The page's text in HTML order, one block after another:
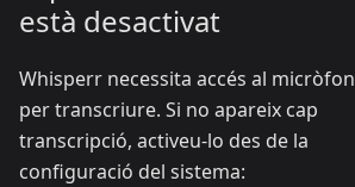
està desactivat
Whisperr necessita accés al micròfon
per transcriure. Si no apareix cap
transcripció, activeu-lo des de la
configuració del sistema: